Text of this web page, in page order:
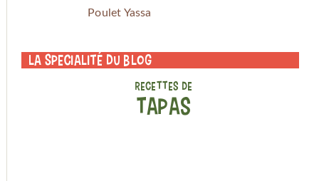
Poulet Yassa
La specialité du blog
RECETTES DE
TAPAS